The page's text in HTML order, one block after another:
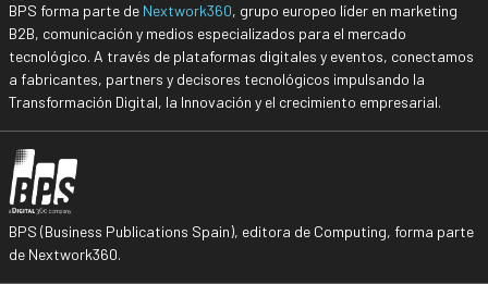
BPS forma parte de Nextwork360, grupo europeo líder en marketing
B2B, comunicación y medios especializados para el mercado
tecnológico. A través de plataformas digitales y eventos, conectamos
a fabricantes, partners y decisores tecnológicos impulsando la
Transformación Digital, la Innovación y el crecimiento empresarial.
BPS (Business Publications Spain), editora de Computing, forma parte
de Nextwork360.